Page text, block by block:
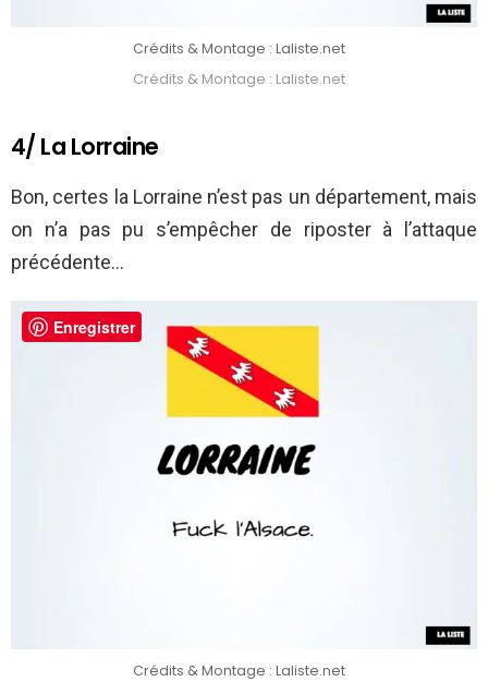
Crédits & Montage : Laliste.net
Crédits & Montage : Laliste.net
4/ La Lorraine
Bon, certes la Lorraine n’est pas un département, mais
on n’a pas pu s’empêcher de riposter à l’attaque
précédente…
Crédits & Montage : Laliste.net
Enregistrer